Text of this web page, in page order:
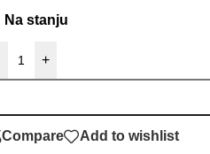
Na stanju
+
Compare Add to wishlist